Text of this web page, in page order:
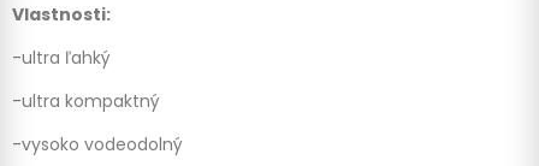
Vlastnosti:
-ultra ľahký
-ultra kompaktný
-vysoko vodeodolný